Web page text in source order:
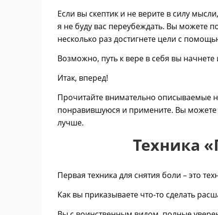
Если вы скептик и не верите в силу
я не буду вас переубеждать. Вы можете
несколько раз достигнете цели с
Возможно, путь к вере в себя вы начнете
Итак, вперед!
Прочитайте внимательно описываемые
понравившуюся и примените. Вы можете
лучше.
Техника
Первая техника для снятия боли – это
Как вы приказываете что-то сделать